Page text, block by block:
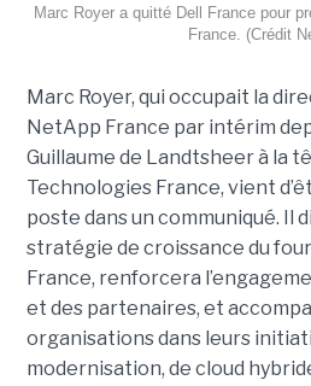
Marc Royer a quitté Dell France pour
France. (Crédit
Marc Royer, qui occupait la
NetApp France par intérim
Guillaume de Landtsheer à la
Technologies France, vient
poste dans un communiqué. Il
stratégie de croissance du
France, renforcera
et des partenaires, et
organisations dans leurs
modernisation, de cloud